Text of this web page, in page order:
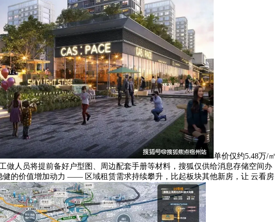
单价仅约5.48万/㎡
人员将提前备好户型图、周边配套手册等材料，搜狐仅供给消息存储空间办
的价值增加动力 —— 区域租赁需求持续攀升，比起板块其他新房，让 云看房